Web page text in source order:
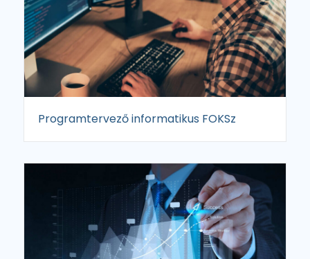
Programtervező informatikus FOKSz